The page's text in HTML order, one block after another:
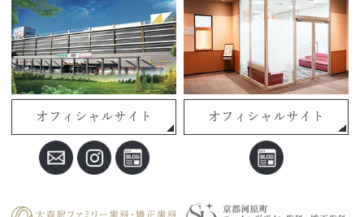
オフィシャルサイト オフィシャルサイト